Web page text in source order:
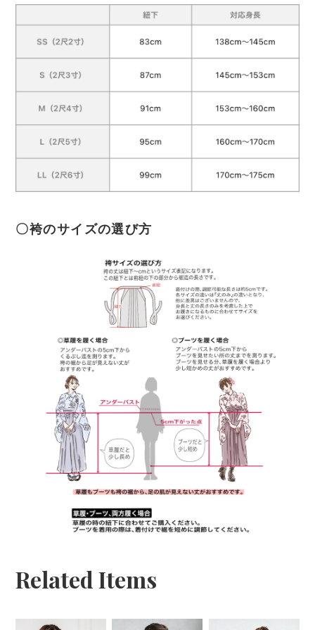
〇袴のサイズの選び方
Related Items